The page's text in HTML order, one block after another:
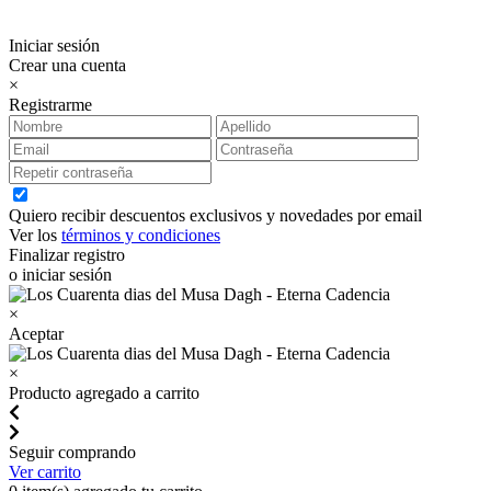
Iniciar sesión
Crear una cuenta
×
Registrarme
Quiero recibir descuentos exclusivos y novedades por email
Ver los términos y condiciones
Finalizar registro
o iniciar sesión
×
Aceptar
×
Producto agregado a carrito
Seguir comprando
Ver carrito